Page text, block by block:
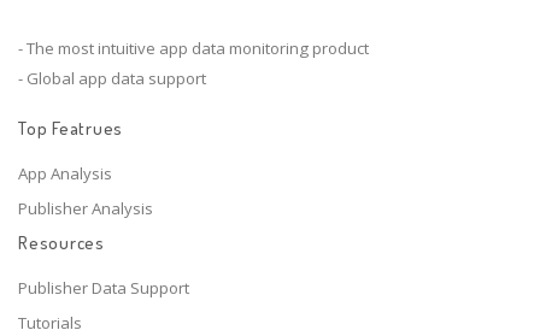
- The most intuitive app data monitoring product
- Global app data support
Top Featrues
App Analysis
Publisher Analysis
Resources
Publisher Data Support
Tutorials